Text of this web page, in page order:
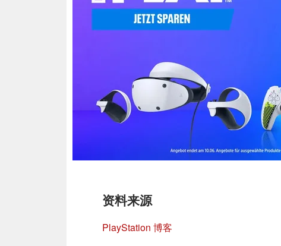
资料来源
PlayStation 博客